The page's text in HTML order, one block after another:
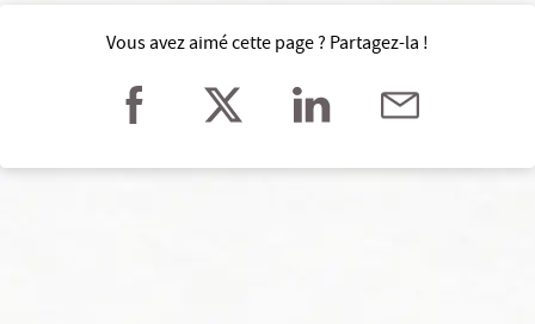
Vous avez aimé cette page ? Partagez-la !